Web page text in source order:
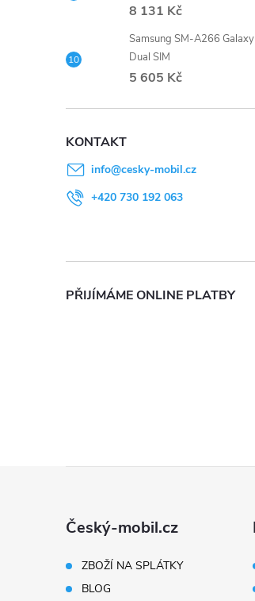
8 131 Kč
Samsung SM-A266
Dual SIM
5 605 Kč
KONTAKT
info@cesky-mobil.cz
+420 730 192 063
PŘIJÍMÁME ONLINE PLATBY
Český-mobil.cz
ZBOŽÍ NA SPLÁTKY
BLOG